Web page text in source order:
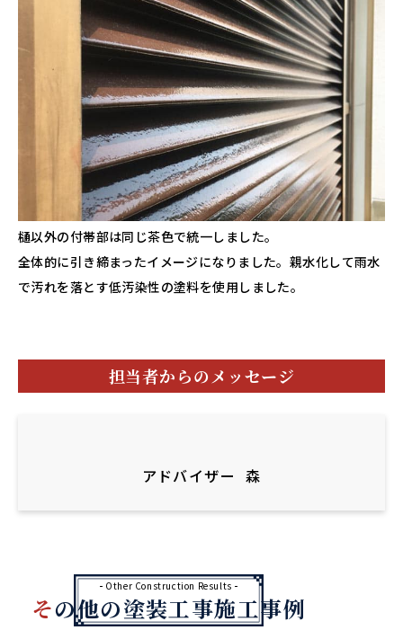
樋以外の付帯部は同じ茶色で統一しました。
全体的に引き締まったイメージになりました。親水化して雨水
で汚れを落とす低汚染性の塗料を使用しました。
担当者からのメッセージ
アドバイザー 森
Other Construction Results
その他の塗装工事施工事例